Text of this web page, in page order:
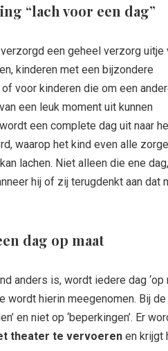
“lach voor een dag”
een geheel verzorg uitje
kinderen met een bijzondere
voor kinderen die om een
een leuk moment uit kunnen
een complete dag uit naar
waarop het kind even alle
lachen. Niet alleen die ene
hij of zij terugdenkt aan dat
dag op maat
anders is, wordt iedere dag
wordt hierin meegenomen. Bij
en niet op ‘beperkingen’. Er
theater te vervoeren en krijgt